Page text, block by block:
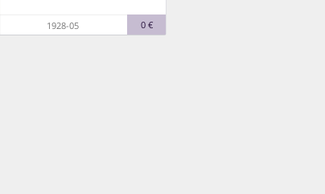
1928-05 0 €